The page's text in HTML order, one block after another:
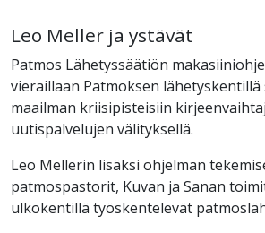
Leo Meller ja ystävät
Patmos Lähetyssäätiön
vieraillaan Patmoksen
maailman kriisipisteisiin
uutispalvelujen välityksellä.
Leo Mellerin lisäksi ohjelman
patmospastorit, Kuvan ja Sanan
ulkokentillä työskentelevät